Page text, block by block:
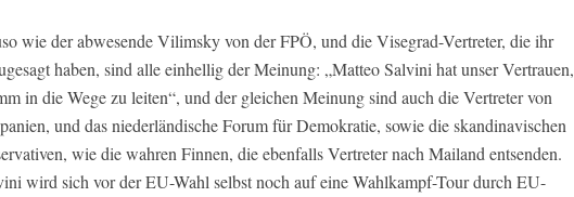
wie der abwesende Vilimsky von der FPÖ, und die Visegrad-Vertreter, die ihr
haben, sind alle einhellig der Meinung: „Matteo Salvini hat unser Vertrauen,
in die Wege zu leiten“, und der gleichen Meinung sind auch die Vertreter von
und das niederländische Forum für Demokratie, sowie die skandinavischen
wie die wahren Finnen, die ebenfalls Vertreter nach Mailand entsenden.
wird sich vor der EU-Wahl selbst noch auf eine Wahlkampf-Tour durch EU-